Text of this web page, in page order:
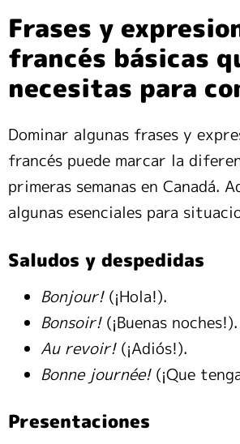
Frases y
francés básicas
necesitas para
Dominar algunas frases y
francés puede marcar la
primeras semanas en Canadá.
algunas esenciales para
Saludos y despedidas
Bonjour!(¡Hola!).
Bonsoir!(¡Buenas noches!).
Au revoir!(¡Adiós!).
Bonne journée!(¡Que
Presentaciones